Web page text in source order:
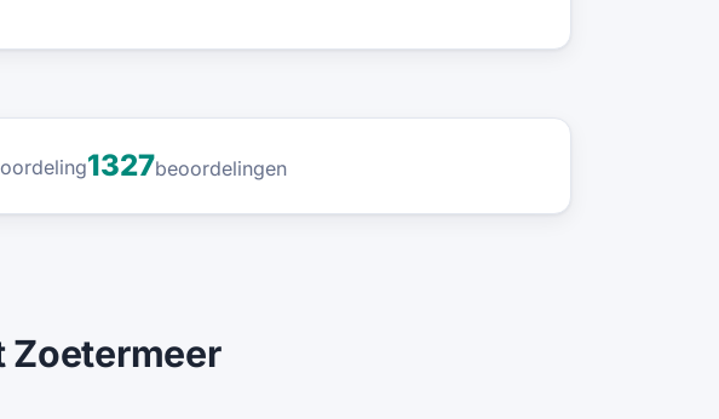
1327beoordelingen
Zoetermeer